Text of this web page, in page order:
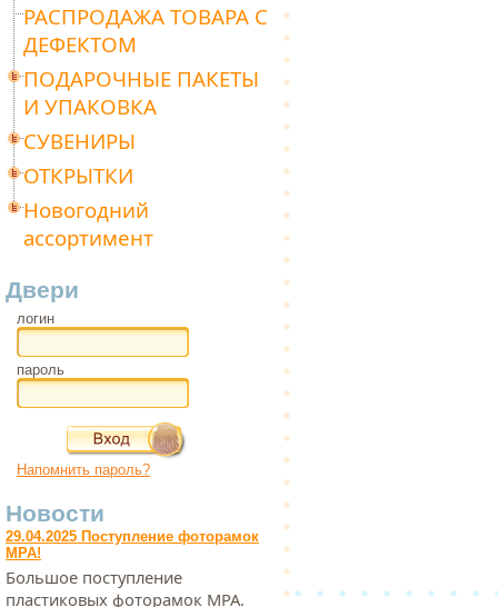
РАСПРОДАЖА ТОВАРА С
ДЕФЕКТОМ
ПОДАРОЧНЫЕ ПАКЕТЫ
И УПАКОВКА
СУВЕНИРЫ
ОТКРЫТКИ
Новогодний
ассортимент
Двери
логин
пароль
Напомнить пароль?
Новости
29.04.2025 Поступление фоторамок
МРА!
Большое поступление
пластиковых фоторамок МРА.